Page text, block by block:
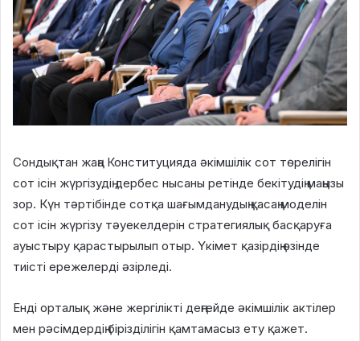
Сондықтан жаңа Конституцияда әкімшілік сот төрелігін
сот ісін жүргізудің дербес нысаны ретінде бекітудің маңызы
зор. Күн тәртібінде сотқа шағымданудың қасаң моделін
сот ісін жүргізу тәуекелдерін стратегиялық басқаруға
ауыстыру қарастырылып отыр. Үкімет қазірдің өзінде
тиісті ережелерді әзірледі.
Енді орталық және жергілікті деңгейде әкімшілік актілер
мен рәсімдердің бірізділігін қамтамасыз ету қажет.